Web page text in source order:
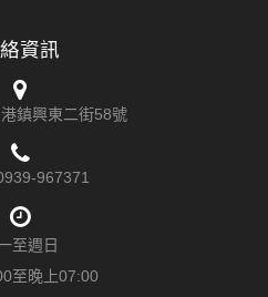
資訊
鎮興東二街58號
967371
至週日
至晚上07:00